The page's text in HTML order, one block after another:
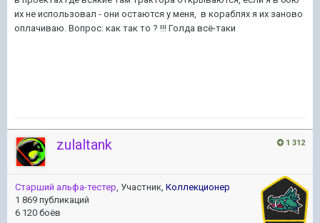
их не использовал - они остаются у меня, в кораблях я их заново
оплачиваю. Вопрос: как так то ? !!! Голда всё-таки
1 312
zulaltank
Старший альфа-тестер, Участник, Коллекционер
1 869 публикаций
6 120 боёв